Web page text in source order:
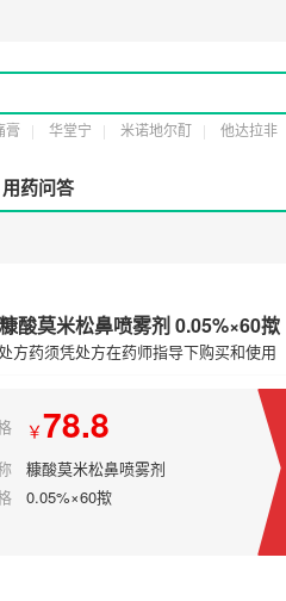
膏 华堂宁 米诺地尔酊 他达拉非
用药问答
酸莫米松鼻喷雾剂 0.05%×60揿
方药须凭处方在药师指导下购买和使用
￥78.8
糠酸莫米松鼻喷雾剂
0.05%×60揿